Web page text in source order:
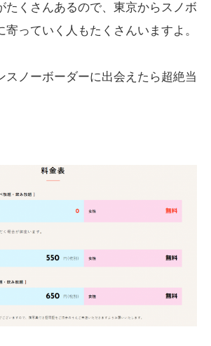
たくさんあるので、東京からスノボ
寄っていく人もたくさんいますよ。
スノーボーダーに出会えたら超絶当